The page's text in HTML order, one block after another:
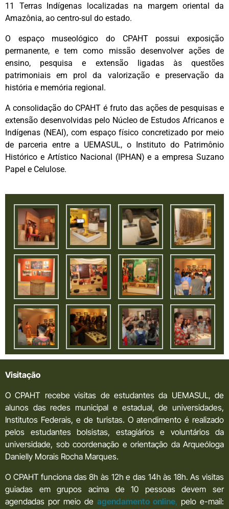
11 Terras Indígenas localizadas na margem oriental da
Amazônia, ao centro-sul do estado.
O espaço museológico do CPAHT possui exposição
permanente, e tem como missão desenvolver ações de
ensino, pesquisa e extensão ligadas às questões
patrimoniais em prol da valorização e preservação da
história e memória regional.
A consolidação do CPAHT é fruto das ações de pesquisas e
extensão desenvolvidas pelo Núcleo de Estudos Africanos e
Indígenas (NEAI), com espaço físico concretizado por meio
de parceria entre a UEMASUL, o Instituto do Patrimônio
Histórico e Artístico Nacional (IPHAN) e a empresa Suzano
Papel e Celulose.
Visitação
O CPAHT recebe visitas de estudantes da UEMASUL, de
alunos das redes municipal e estadual, de universidades,
Institutos Federais, e de turistas. O atendimento é realizado
pelos estudantes bolsistas, estagiários e voluntários da
universidade, sob coordenação e orientação da Arqueóloga
Danielly Morais Rocha Marques.
O CPAHT funciona das 8h às 12h e das 14h às 18h. As visitas
guiadas em grupos acima de 10 pessoas devem ser
agendadas por meio de agendamento online, pelo e-mail: